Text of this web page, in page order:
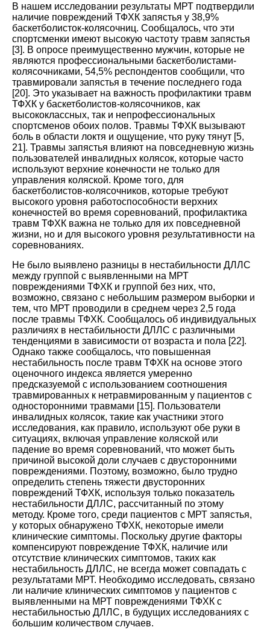
В нашем исследовании результаты МРТ подтвердили
наличие повреждений ТФХК запястья у 38,9%
баскетболисток-колясочниц. Сообщалось, что эти
спортсменки имеют высокую частоту травм запястья
[3]. В опросе преимущественно мужчин, которые не
являются профессиональными баскетболистами-
колясочниками, 54,5% респондентов сообщили, что
травмировали запястья в течение последнего года
[20]. Это указывает на важность профилактики травм
ТФХК у баскетболистов-колясочников, как
высококлассных, так и непрофессиональных
спортсменов обоих полов. Травмы ТФХК вызывают
боль в области локтя и ощущение, что руку тянут [5,
21]. Травмы запястья влияют на повседневную жизнь
пользователей инвалидных колясок, которые часто
используют верхние конечности не только для
управления коляской. Кроме того, для
баскетболистов-колясочников, которые требуют
высокого уровня работоспособности верхних
конечностей во время соревнований, профилактика
травм ТФХК важна не только для их повседневной
жизни, но и для высокого уровня результативности на
соревнованиях.
Не было выявлено разницы в нестабильности ДЛЛС
между группой с выявленными на МРТ
повреждениями ТФХК и группой без них, что,
возможно, связано с небольшим размером выборки и
тем, что МРТ проводили в среднем через 2,5 года
после травмы ТФХК. Сообщалось об индивидуальных
различиях в нестабильности ДЛЛС с различными
тенденциями в зависимости от возраста и пола [22].
Однако также сообщалось, что повышенная
нестабильность после травм ТФХК на основе этого
оценочного индекса является умеренно
предсказуемой с использованием соотношения
травмированных к нетравмированным у пациентов с
односторонними травмами [15]. Пользователи
инвалидных колясок, такие как участники этого
исследования, как правило, используют обе руки в
ситуациях, включая управление коляской или
падение во время соревнований, что может быть
причиной высокой доли случаев с двусторонними
повреждениями. Поэтому, возможно, было трудно
определить степень тяжести двусторонних
повреждений ТФХК, используя только показатель
нестабильности ДЛЛС, рассчитанный по этому
методу. Кроме того, среди пациентов с МРТ запястья,
у которых обнаружено ТФХК, некоторые имели
клинические симптомы. Поскольку другие факторы
компенсируют повреждение ТФХК, наличие или
отсутствие клинических симптомов, таких как
нестабильность ДЛЛС, не всегда может совпадать с
результатами МРТ. Необходимо исследовать, связано
ли наличие клинических симптомов у пациентов с
выявленными на МРТ повреждениями ТФХК с
нестабильностью ДЛЛС, в будущих исследованиях с
большим количеством случаев.